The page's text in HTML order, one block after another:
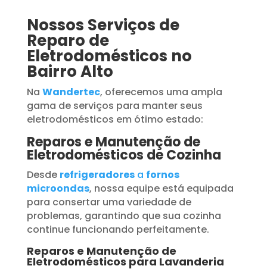
Nossos Serviços de
Reparo de
Eletrodomésticos no
Bairro Alto
Na Wandertec, oferecemos uma ampla
gama de serviços para manter seus
eletrodomésticos em ótimo estado:
Reparos e Manutenção de
Eletrodomésticos de Cozinha
Desde refrigeradoresa fornos
microondas, nossa equipe está equipada
para consertar uma variedade de
problemas, garantindo que sua cozinha
continue funcionando perfeitamente.
Reparos e Manutenção de
Eletrodomésticos para Lavanderia